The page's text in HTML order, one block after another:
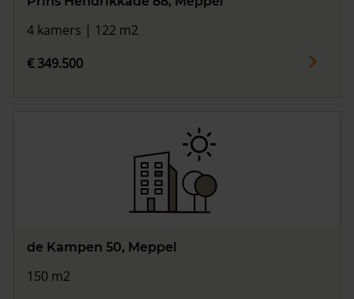
4 kamers | 122 m2
€ 349.500
de Kampen 50, Meppel
150 m2